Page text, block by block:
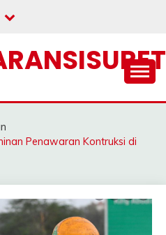
Penawaran Kontruksi di